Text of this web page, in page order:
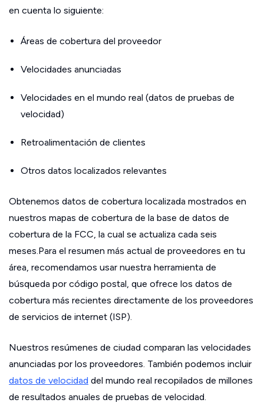
en cuenta lo siguiente:
Áreas de cobertura del proveedor
Velocidades anunciadas
Velocidades en el mundo real (datos de pruebas de
velocidad)
Retroalimentación de clientes
Otros datos localizados relevantes
Obtenemos datos de cobertura localizada mostrados en
nuestros mapas de cobertura de la base de datos de
cobertura de la FCC, la cual se actualiza cada seis
meses.Para el resumen más actual de proveedores en tu
área, recomendamos usar nuestra herramienta de
búsqueda por código postal, que ofrece los datos de
cobertura más recientes directamente de los proveedores
de servicios de internet (ISP).
Nuestros resúmenes de ciudad comparan las velocidades
anunciadas por los proveedores. También podemos incluir
datos de velocidad del mundo real recopilados de millones
de resultados anuales de pruebas de velocidad.